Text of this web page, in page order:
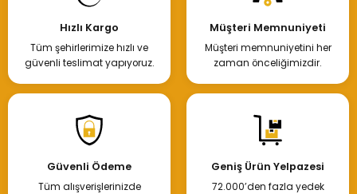
Hızlı Kargo
Tüm şehirlerimize hızlı ve
güvenli teslimat yapıyoruz.
Müşteri Memnuniyeti
Müşteri memnuniyetini her
zaman önceliğimizdir.
Güvenli Ödeme
Tüm alışverişlerinizde
Geniş Ürün Yelpazesi
72.000’den fazla yedek